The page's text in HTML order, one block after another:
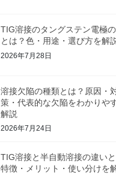
TIG溶接のタングステン電極
とは？色・用途・選び方を解
2026年7月28日
溶接欠陥の種類とは？原因・
策・代表的な欠陥をわかりや
解説
2026年7月24日
TIG溶接と半自動溶接の違い
特徴・メリット・使い分けを